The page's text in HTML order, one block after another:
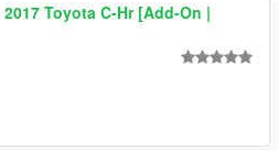
2017 Toyota C-Hr [Add-On |